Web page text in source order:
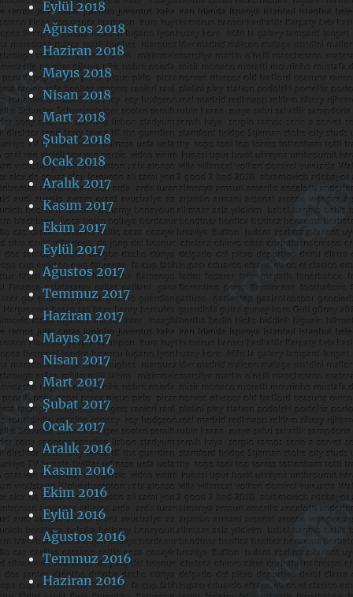
Eylül 2018
Ağustos 2018
Haziran 2018
Mayıs 2018
Nisan 2018
Mart 2018
Şubat 2018
Ocak 2018
Aralık 2017
Kasım 2017
Ekim 2017
Eylül 2017
Ağustos 2017
Temmuz 2017
Haziran 2017
Mayıs 2017
Nisan 2017
Mart 2017
Şubat 2017
Ocak 2017
Aralık 2016
Kasım 2016
Ekim 2016
Eylül 2016
Ağustos 2016
Temmuz 2016
Haziran 2016